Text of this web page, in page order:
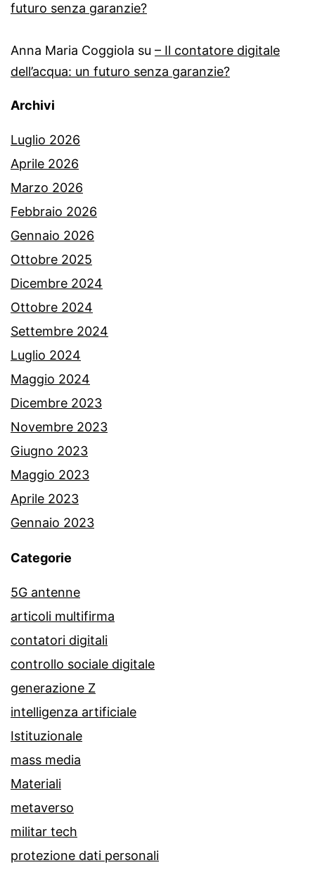
futuro senza garanzie?
Anna Maria Coggiola su – Il contatore digitale
dell’acqua: un futuro senza garanzie?
Archivi
Luglio 2026
Aprile 2026
Marzo 2026
Febbraio 2026
Gennaio 2026
Ottobre 2025
Dicembre 2024
Ottobre 2024
Settembre 2024
Luglio 2024
Maggio 2024
Dicembre 2023
Novembre 2023
Giugno 2023
Maggio 2023
Aprile 2023
Gennaio 2023
Categorie
5G antenne
articoli multifirma
contatori digitali
controllo sociale digitale
generazione Z
intelligenza artificiale
Istituzionale
mass media
Materiali
metaverso
militar tech
protezione dati personali